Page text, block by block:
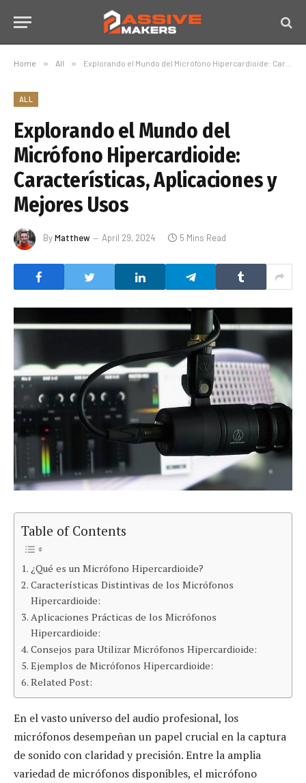
Home » All » Explorando el Mundo del Micrófono Hipercardioide: Características, Aplicaciones y Mejores Usos
ALL
Explorando el Mundo del
Micrófono Hipercardioide:
Características, Aplicaciones y
Mejores Usos
ByMatthew April 29, 2024 5 Mins Read
Table of Contents
¿Qué es un Micrófono Hipercardioide?
Características Distintivas de los Micrófonos
Hipercardioide:
Aplicaciones Prácticas de los Micrófonos
Hipercardioide:
Consejos para Utilizar Micrófonos Hipercardioide:
Ejemplos de Micrófonos Hipercardioide:
Related Post:
En el vasto universo del audio profesional, los
micrófonos desempeñan un papel crucial en la captura
de sonido con claridad y precisión. Entre la amplia
variedad de micrófonos disponibles, el micrófono